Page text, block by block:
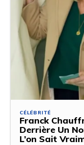
CÉLÉBRITÉ
Franck
Derrière Un
L’on Sait